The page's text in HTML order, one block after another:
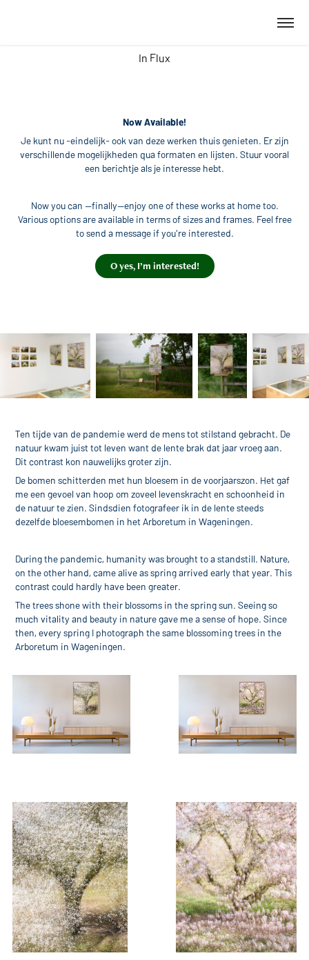
In Flux
Now Available!
Je kunt nu -eindelijk- ook van deze werken thuis genieten. Er zijn
verschillende mogelijkheden qua formaten en lijsten. Stuur vooral
een berichtje als je interesse hebt.
Now you can —finally—enjoy one of these works at home too.
Various options are available in terms of sizes and frames. Feel free
to send a message if you're interested.
O yes, I’m interested!
Ten tijde van de pandemie werd de mens tot stilstand gebracht. De
natuur kwam juist tot leven want de lente brak dat jaar vroeg aan.
Dit contrast kon nauwelijks groter zijn.
De bomen schitterden met hun bloesem in de voorjaarszon. Het gaf
me een gevoel van hoop om zoveel levenskracht en schoonheid in
de natuur te zien. Sindsdien fotografeer ik in de lente steeds
dezelfde bloesembomen in het Arboretum in Wageningen.
During the pandemic, humanity was brought to a standstill. Nature,
on the other hand, came alive as spring arrived early that year. This
contrast could hardly have been greater.
The trees shone with their blossoms in the spring sun. Seeing so
much vitality and beauty in nature gave me a sense of hope. Since
then, every spring I photograph the same blossoming trees in the
Arboretum in Wageningen.